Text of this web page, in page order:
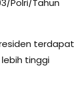
Polri/Tahun
terdapat
tinggi